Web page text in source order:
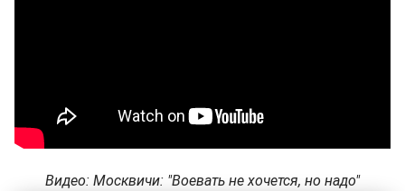
Видео: Москвичи: "Воевать не хочется, но надо"